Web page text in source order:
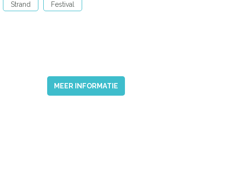
Strand Festival
MEER INFORMATIE